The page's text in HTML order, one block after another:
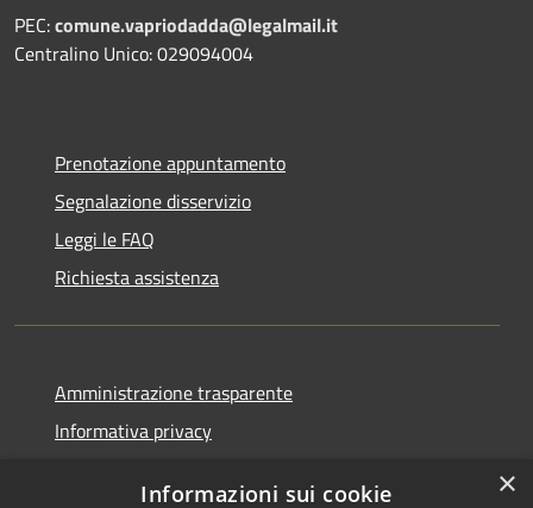
PEC:comune.vapriodadda@legalmail.it
Centralino Unico: 029094004
Prenotazione appuntamento
Segnalazione disservizio
Leggi le FAQ
Richiesta assistenza
Amministrazione trasparente
Informativa privacy
×
Informazioni sui cookie